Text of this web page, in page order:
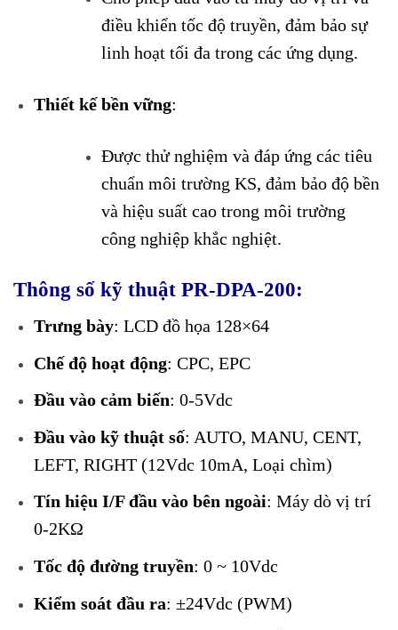
điều khiển tốc độ truyền, đảm bảo sự
linh hoạt tối đa trong các ứng dụng.
Thiết kế bền vững:
Được thử nghiệm và đáp ứng các tiêu
chuẩn môi trường KS, đảm bảo độ bền
và hiệu suất cao trong môi trường
công nghiệp khắc nghiệt.
Thông số kỹ thuật PR-DPA-200:
Trưng bày: LCD đồ họa 128×64
Chế độ hoạt động: CPC, EPC
Đầu vào cảm biến: 0-5Vdc
Đầu vào kỹ thuật số: AUTO, MANU, CENT,
LEFT, RIGHT (12Vdc 10mA, Loại chìm)
Tín hiệu I/F đầu vào bên ngoài: Máy dò vị trí
0-2KΩ
Tốc độ đường truyền: 0 ~ 10Vdc
Kiểm soát đầu ra: ±24Vdc (PWM)